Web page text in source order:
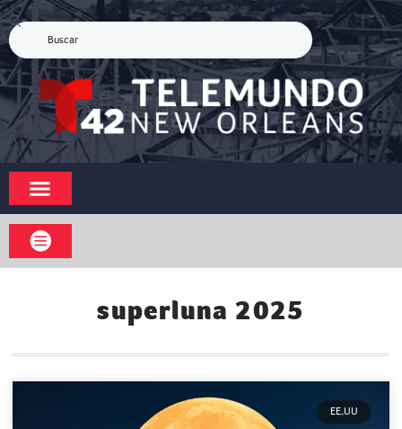
superluna 2025
EE.UU